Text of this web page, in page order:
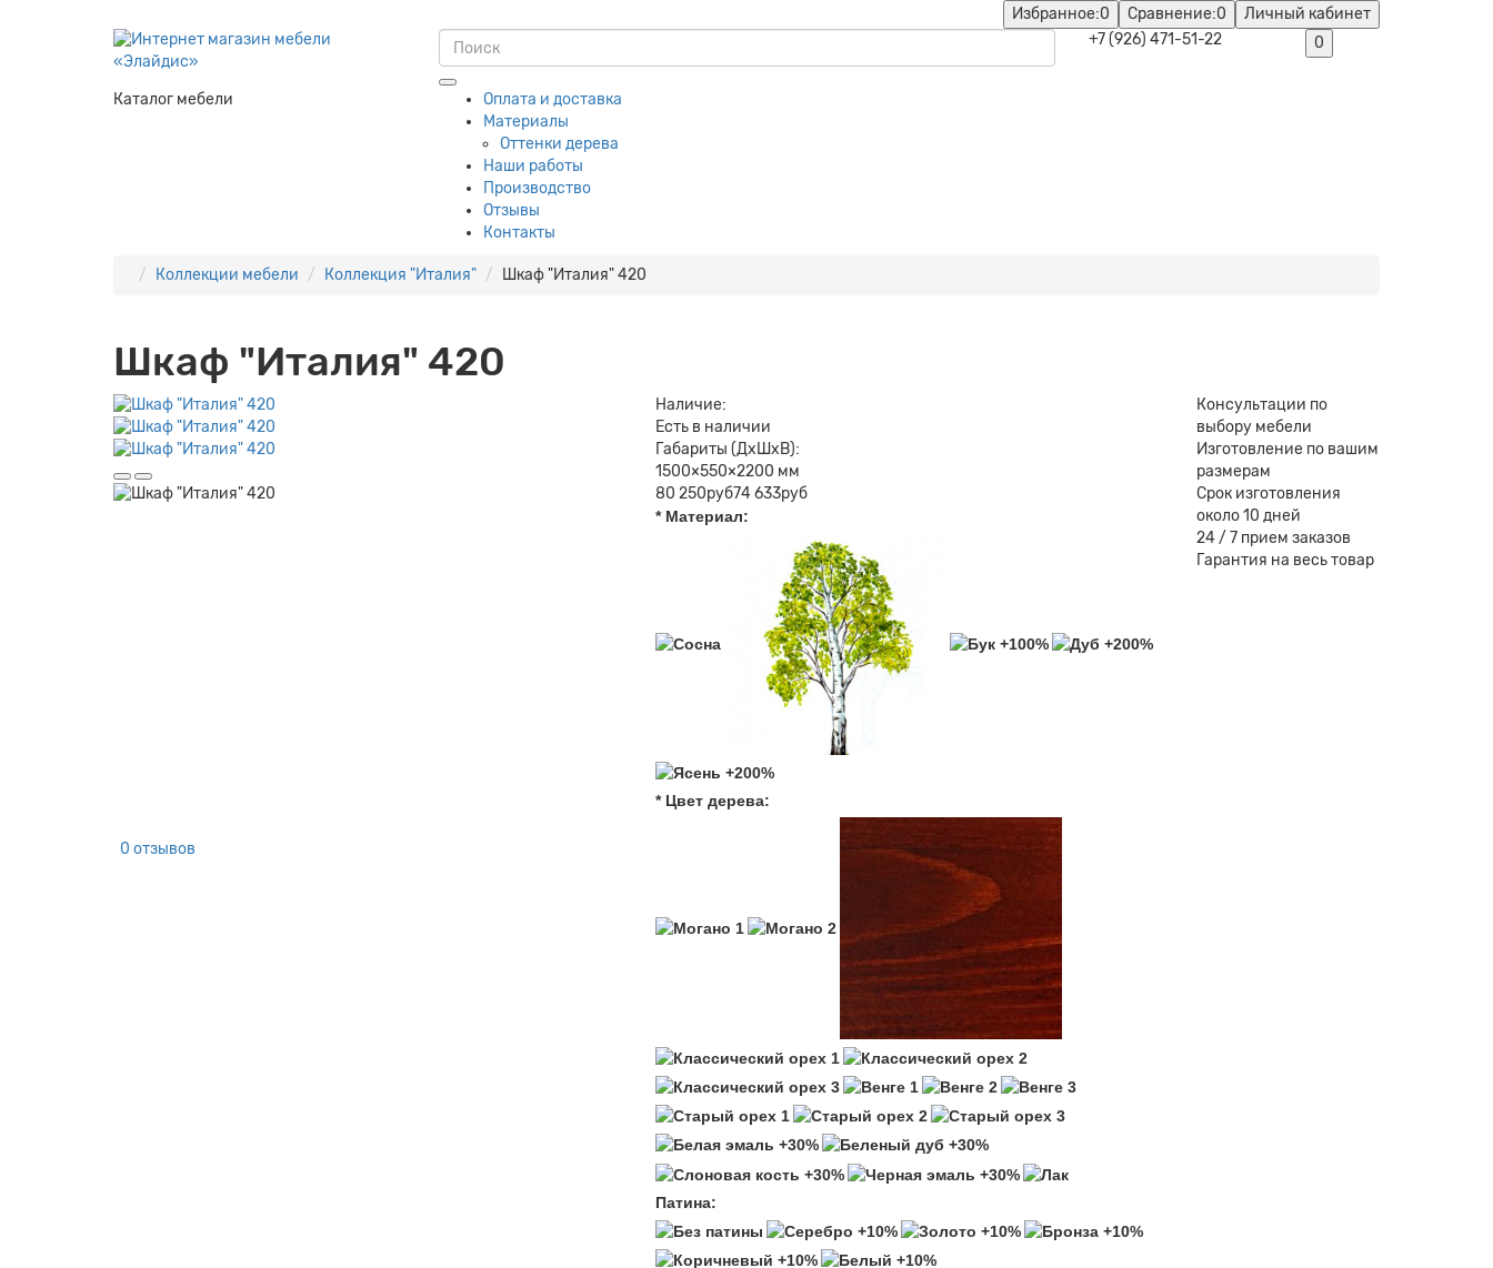
Личный кабинет
Сравнение:0
Избранное:0
+7 (926) 471-51-22
0
Каталог мебели
Оплата и доставка
Материалы
Оттенки дерева
Наши работы
Производство
Отзывы
Контакты
Коллекции мебели Коллекция "Италия" Шкаф "Италия" 420
Шкаф "Италия" 420
0 отзывов
Наличие:
Есть в наличии
Габариты (ДхШхВ):
1500×550×2200 мм
80 250руб74 633руб
* Материал:
* Цвет дерева:
Патина:
Консультации по
выбору мебели
Изготовление по вашим
размерам
Срок изготовления
около 10 дней
24 / 7 прием заказов
Гарантия на весь товар